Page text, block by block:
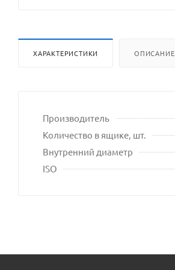
ХАРАКТЕРИСТИКИ ОПИСАНИЕ
Производитель
Количество в ящике, шт.
Внутренний диаметр
ISO